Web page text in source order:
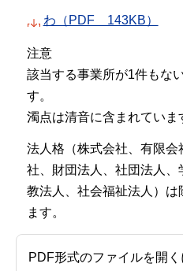
わ（PDF 143KB）
注意
該当する事業所が1件もな
す。
濁点は清音に含まれていま
法人格（株式会社、有限会
社、財団法人、社団法人
教法人、社会福祉法人）
ます。
PDF形式のファイルを開